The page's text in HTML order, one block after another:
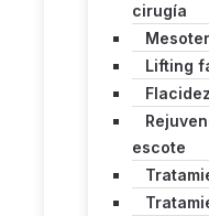
cirugía
Lifting
escote